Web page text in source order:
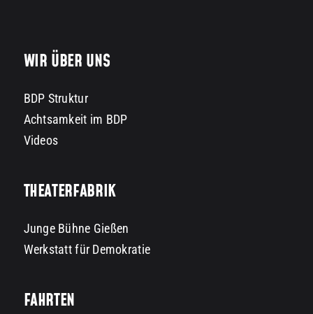
WIR ÜBER UNS
BDP Struktur
Achtsamkeit im BDP
Videos
THEATERFABRIK
Junge Bühne Gießen
Werkstatt für Demokratie
FAHRTEN